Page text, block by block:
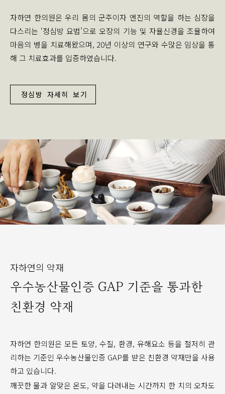
자하연 한의원은 우리 몸의 군주이자 엔진의 역할을 하는 심장을
다스리는 ‘정심방 요법’으로 오장의 기능 및 자율신경을 조율하여
마음의 병을 치료해왔으며, 20년 이상의 연구와 수많은 임상을 통
해 그 치료효과를 입증하였습니다.
정심방 자세히 보기
자하연의 약재
우수농산물인증 GAP 기준을 통과한
친환경 약재
자하연 한의원은 모든 토양, 수질, 환경, 유해요소 등을 철저히 관
리하는 기준인 우수농산물인증 GAP를 받은 친환경 약재만을 사용
하고 있습니다.
깨끗한 물과 알맞은 온도, 약을 다려내는 시간까지 한 치의 오차도